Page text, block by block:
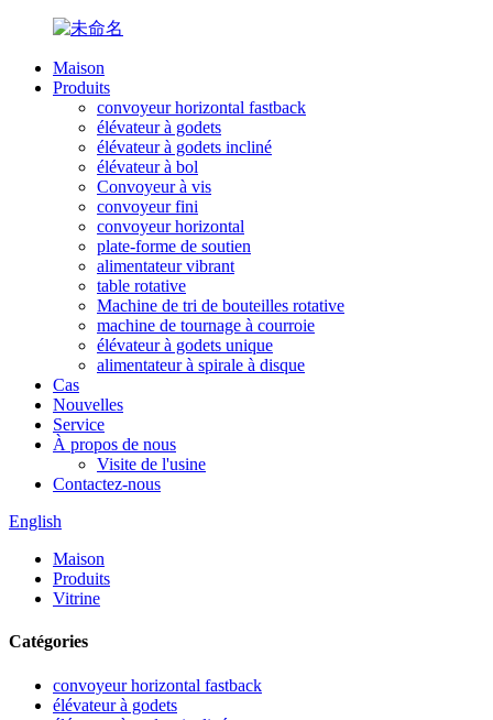
Maison
Produits
convoyeur horizontal fastback
élévateur à godets
élévateur à godets incliné
élévateur à bol
Convoyeur à vis
convoyeur fini
convoyeur horizontal
plate-forme de soutien
alimentateur vibrant
table rotative
Machine de tri de bouteilles rotative
machine de tournage à courroie
élévateur à godets unique
alimentateur à spirale à disque
Cas
Nouvelles
Service
À propos de nous
Visite de l'usine
Contactez-nous
English
Maison
Produits
Vitrine
Catégories
convoyeur horizontal fastback
élévateur à godets